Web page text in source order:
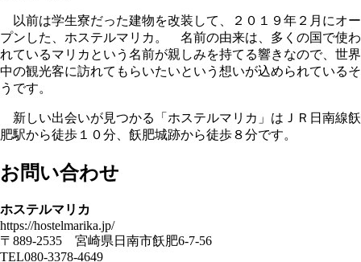
以前は学生寮だった建物を改装して、２０１９年２月にオー
プンした、ホステルマリカ。 名前の由来は、多くの国で使わ
れているマリカという名前が親しみを持てる響きなので、世界
中の観光客に訪れてもらいたいという想いが込められているそ
うです。
新しい出会いが見つかる「ホステルマリカ」はＪＲ日南線飫
肥駅から徒歩１０分、飫肥城跡から徒歩８分です。
お問い合わせ
ホステルマリカ
https://hostelmarika.jp/
〒889-2535 宮崎県日南市飫肥6-7-56
TEL080-3378-4649